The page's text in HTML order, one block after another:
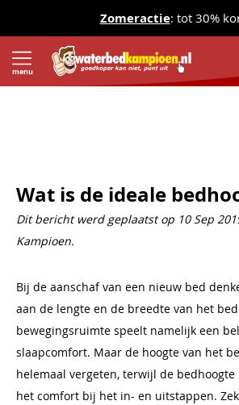
Zomeractie: tot 30%
menu
Wat is de ideale
Dit bericht werd geplaatst op 10 Sep
Kampioen.
Bij de aanschaf van een nieuw bed
aan de lengte en de breedte van het
bewegingsruimte speelt namelijk een
slaapcomfort. Maar de hoogte van het
helemaal vergeten, terwijl de
het comfort bij het in- en uitstappen.